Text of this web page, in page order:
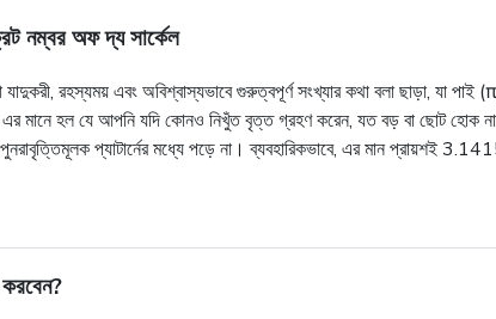
নম্বর অফ দ্য সার্কেল
রহস্যময় এবং অবিশ্বাস্যভাবে গুরুত্বপূর্ণ সংখ্যার কথা বলা ছাড়া, যা
মানে হল যে আপনি যদি কোনও নিখুঁত বৃত্ত গ্রহণ করেন, যত বড় বা ছোট হোক না
পুনরাবৃত্তিমূলক প্যাটার্নের মধ্যে পড়ে না। ব্যবহারিকভাবে, এর মান প্রায়শই